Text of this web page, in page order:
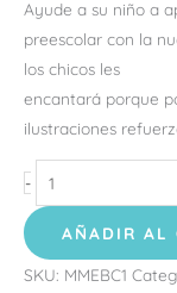
Ayude a su niño a
preescolar con la
los chicos les
encantará porque
ilustraciones
-
AÑADIR AL
SKU: MMEBC1